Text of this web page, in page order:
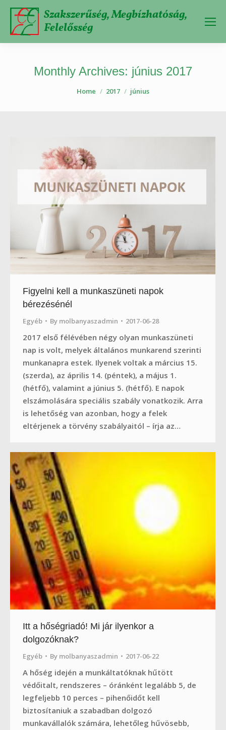
Szakszerűség, Megbízhatóság,
Felelősség
Monthly Archives: június 2017
Home 2017 június
Figyelni kell a munkaszüneti napok
bérezésénél
Egyéb By molbanyaszadmin 2017-06-28
2017 első félévében négy olyan munkaszüneti
nap is volt, melyek általános munkarend szerinti
munkanapra estek. Ilyenek voltak a március 15.
(szerda), az április 14. (péntek), a május 1.
(hétfő), valamint a június 5. (hétfő). E napok
elszámolására speciális szabály vonatkozik. Arra
is lehetőség van azonban, hogy a felek
eltérjenek a törvény szabályaitól – írja az…
Itt a hőségriadó! Mi jár ilyenkor a
dolgozóknak?
Egyéb By molbanyaszadmin 2017-06-22
A hőség idején a munkáltatóknak hűtött
védőitalt, rendszeres – óránként legalább 5, de
legfeljebb 10 perces – pihenőidőt kell
biztosítaniuk a szabadban dolgozó
munkavállalók számára, lehetőleg hűvösebb,